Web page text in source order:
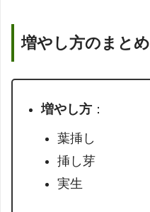
増やし方のまとめ
増やし方：
葉挿し
挿し芽
実生